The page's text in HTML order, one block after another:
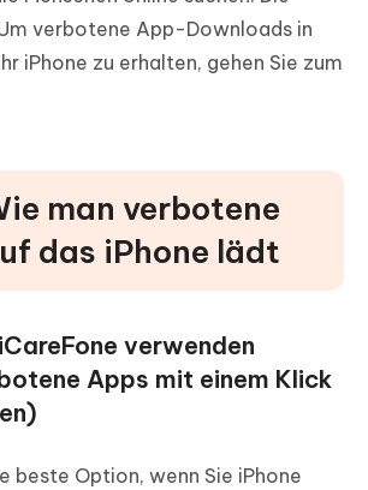
verbotene App-Downloads in
iPhone zu erhalten, gehen Sie zum
man verbotene
das iPhone lädt
verwenden
Apps mit einem Klick
beste Option, wenn Sie iPhone